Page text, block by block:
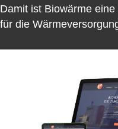
Damit ist Biowärme
für die